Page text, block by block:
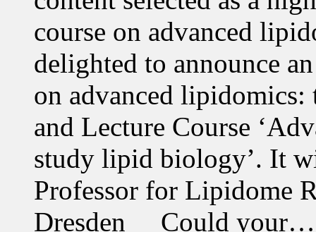
course on advanced
delighted to announce
on advanced
and Lecture Course
study lipid biology’. It
Professor for Lipidome
Dresden Could your…